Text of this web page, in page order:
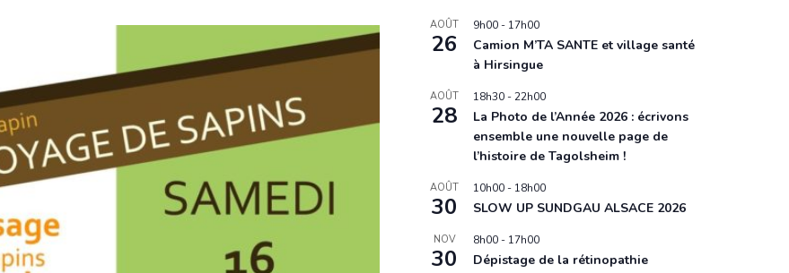
AOÛT
26
9h00 - 17h00
Camion M’TA SANTE et village santé
à Hirsingue
AOÛT
28
18h30 -22h00
La Photo de l’Année 2026 : écrivons
ensemble une nouvelle page de
l’histoire de Tagolsheim !
AOÛT
30
10h00 - 18h00
SLOW UP SUNDGAU ALSACE 2026
NOV
30
8h00 - 17h00
Dépistage de la rétinopathie